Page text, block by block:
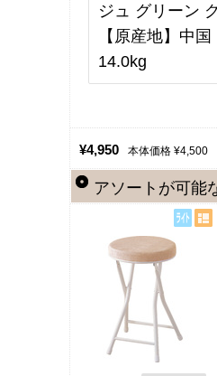
ジュ グリーン
【原産地】中
14.0kg
¥4,950 本体価格 ¥4,500
アソートが可能